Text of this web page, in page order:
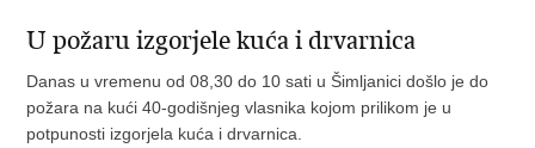
U požaru izgorjele kuća i drvarnica
Danas u vremenu od 08,30 do 10 sati u Šimljanici došlo je do
požara na kući 40-godišnjeg vlasnika kojom prilikom je u
potpunosti izgorjela kuća i drvarnica.